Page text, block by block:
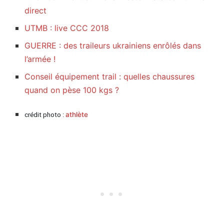
direct
UTMB : live CCC 2018
GUERRE : des traileurs ukrainiens enrôlés dans
l’armée !
Conseil équipement trail : quelles chaussures
quand on pèse 100 kgs ?
crédit photo :athlète